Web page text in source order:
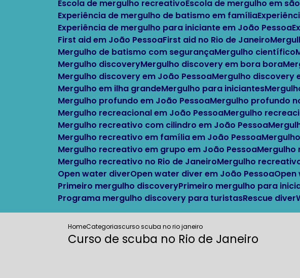
Escola de mergulho recreativo Escola de mergulho em
Experiência de mergulho de batismo em família
Experiência de mergulho para iniciante em João Pessoa
First aid em João Pessoa First aid no Rio de Janeiro
Mergulho de batismo com segurança
Mergulho científico
Mergulho discovery
Mergulho discovery em bora bora
Mergulho discovery em João Pessoa
Mergulho
Mergulho em ilha grande
Mergulho para iniciantes
Mergulho profundo em João Pessoa
Mergulho profundo
Mergulho recreacional em João Pessoa
Mergulho
Mergulho recreativo com cilindro em João Pessoa
Mergulho recreativo em família em João Pessoa
Mergulho recreativo em grupo em João Pessoa
Mergulho recreativo no Rio de Janeiro
Mergulho
Open water diver
Open water diver em João Pessoa
Primeiro mergulho discovery Primeiro mergulho para
Programa mergulho discovery para turistas Rescue diver
HomeCategoriascurso scuba no rio janeiro
Curso de scuba no Rio de Janeiro